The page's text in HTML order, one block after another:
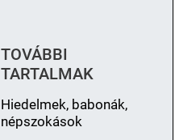
TOVÁBBI
TARTALMAK
Hiedelmek, babonák,
népszokások